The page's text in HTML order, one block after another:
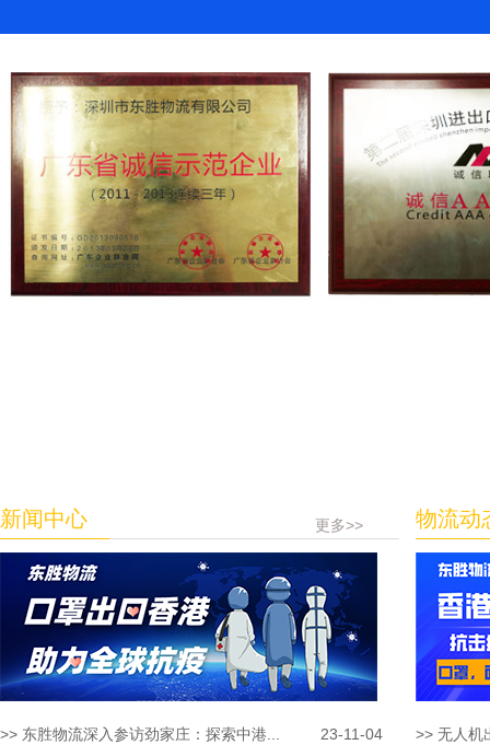
新闻中心 更多>>
>> 东胜物流深入参访劲家庄：探索中港... 23-11-04
物流动
>> 无人机